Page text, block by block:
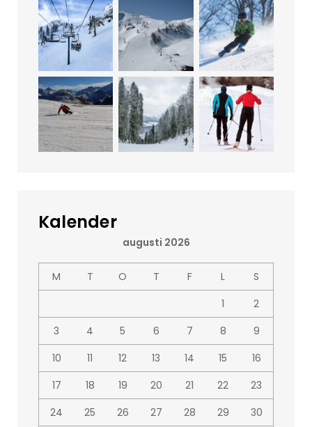
Kalender
augusti 2026
M T O T F L
S
1
2
3
4 5 6 7 8
9
10
11 12 13 14 15
16
17
18 19 20 21 22
23
24
25 26 27 28 29
30